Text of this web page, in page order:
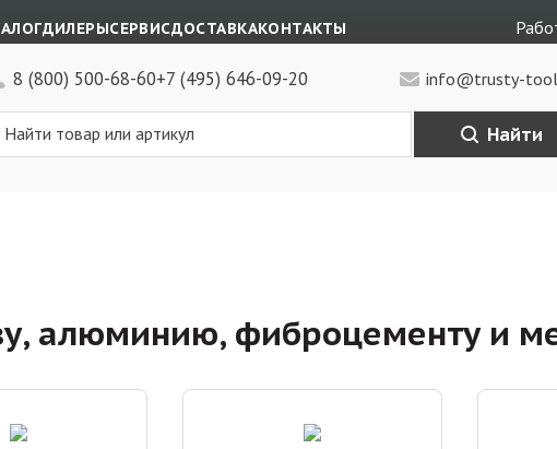
ДИЛЕРЫСЕРВИСДОСТАВКАКОНТАКТЫ
8 (800) 500-68-60+7 (495) 646-09-20 info@trusty-
Найти
алюминию, фиброцементу и